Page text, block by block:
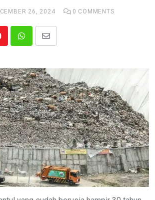
26, 2024 0 COMMENTS
WhatsappShare
Email